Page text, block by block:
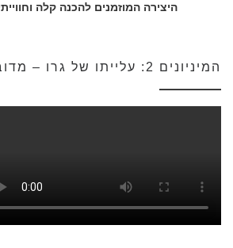
היצירה המוזמנים להכנה קלה
המיניונים 2: עלייתו של גרו – מדובב לעברית